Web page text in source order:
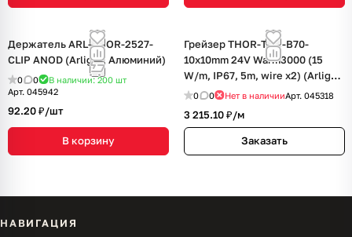
Держатель ARL-THOR-2527-
CLIP ANOD (Arlight, Алюминий)
0 0 В наличии: 200 шт
Арт. 045942
92.20 ₽/шт
В корзину
Грейзер THOR-TOP-B70-
10x10mm 24V Warm3000 (15
W/m, IP67, 5m, wire x2) (Arlight,
Вывод вниз, 3 года)
0 0 Нет в наличииАрт. 045318
3 215.10 ₽/м
Заказать
НАВИГАЦИЯ